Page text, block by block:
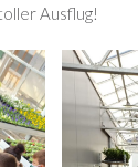
Ausflug!